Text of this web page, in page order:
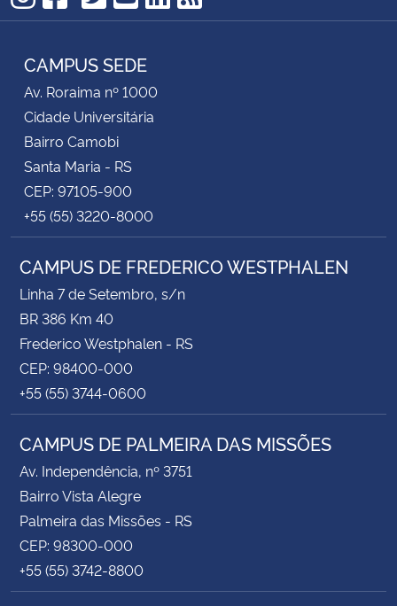
Instagram
Facebook
TikTok
Twitter
YouTube
LinkedIn
RSS
CAMPUS SEDE
Av. Roraima nº 1000
Cidade Universitária
Bairro Camobi
Santa Maria - RS
CEP: 97105-900
+55 (55) 3220-8000
CAMPUS DE FREDERICO WESTPHALEN
Linha 7 de Setembro, s/n
BR 386 Km 40
Frederico Westphalen - RS
CEP: 98400-000
+55 (55) 3744-0600
CAMPUS DE PALMEIRA DAS MISSÕES
Av. Independência, nº 3751
Bairro Vista Alegre
Palmeira das Missões - RS
CEP: 98300-000
+55 (55) 3742-8800